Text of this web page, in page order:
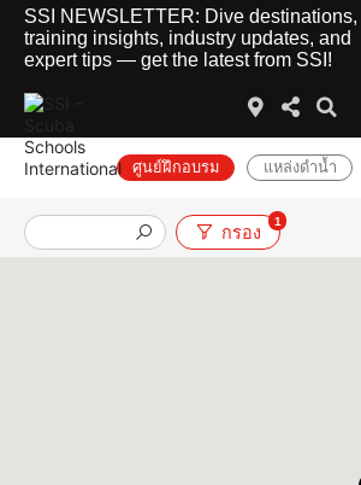
SSI NEWSLETTER: Dive destinations,
training insights, industry updates, and
expert tips — get the latest from SSI!
ศูนย์ฝึกอบรม แหล่งดำน้ำ
กรอง
1